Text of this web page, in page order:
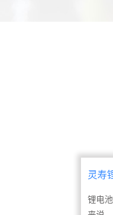
灵寿
的?
锂电